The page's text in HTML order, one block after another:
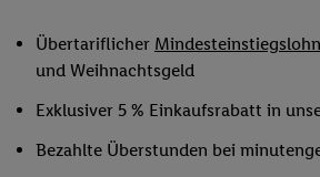
Übertariflicher Mindesteinstiegslohn
und Weihnachtsgeld
Exklusiver 5 % Einkaufsrabatt in
Bezahlte Überstunden bei